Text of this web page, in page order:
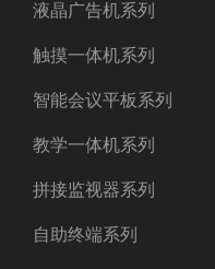
液晶广告机系列
触摸一体机系列
智能会议平板系列
教学一体机系列
拼接监视器系列
自助终端系列